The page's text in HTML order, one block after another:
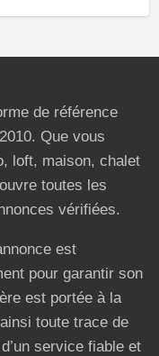
de référence
Que vous
loft, maison, chalet
toutes les
vérifiées.
est
pour garantir son
est portée à la
toute trace de
service fiable et